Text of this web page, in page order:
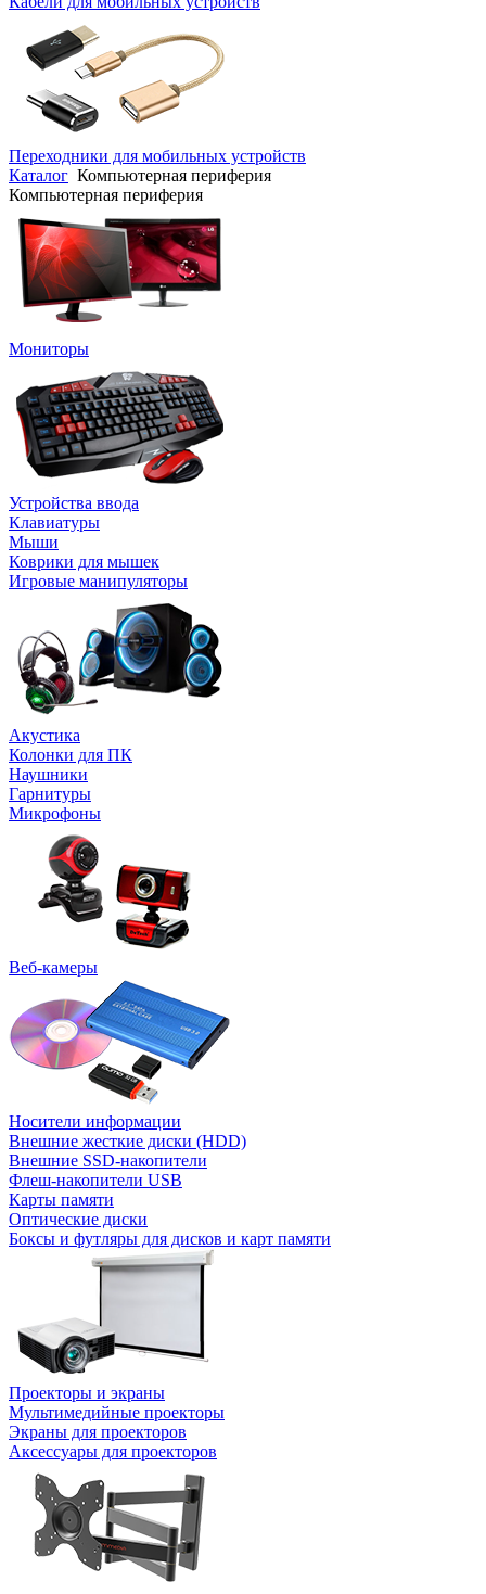
Переходники для мобильных устройств
Каталог Компьютерная периферия
Компьютерная периферия
Мониторы
Устройства ввода
Клавиатуры
Мыши
Коврики для мышек
Игровые манипуляторы
Акустика
Колонки для ПК
Наушники
Гарнитуры
Микрофоны
Веб-камеры
Носители информации
Внешние жесткие диски (HDD)
Внешние SSD-накопители
Флеш-накопители USB
Карты памяти
Оптические диски
Боксы и футляры для дисков и карт памяти
Проекторы и экраны
Мультимедийные проекторы
Экраны для проекторов
Аксессуары для проекторов